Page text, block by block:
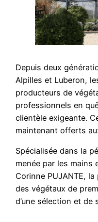
Depuis deux
Alpilles et Luberon,
producteurs de
professionnels en
clientèle exigeante.
maintenant offerts
Spécialisée dans la
menée par les mains
Corinne PUJANTE,
des végétaux de
d’une sélection et